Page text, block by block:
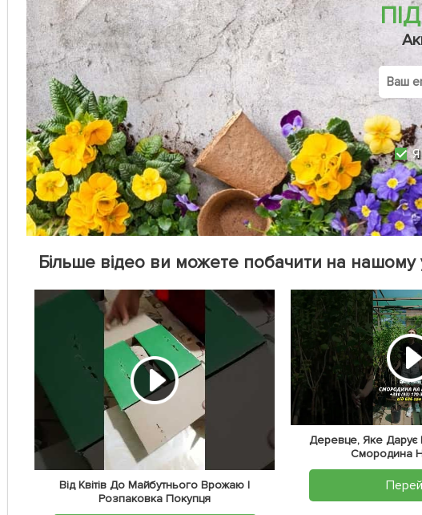
Я
Більше відео ви можете побачити на
Від Квітів До Майбутнього Врожаю |
Розпаковка Покупця
Деревце, Яке
Смородина